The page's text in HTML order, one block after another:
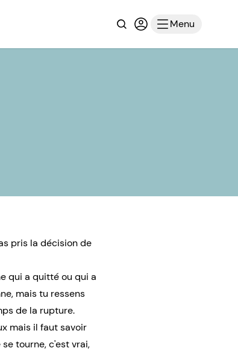
RechercheConnexion ou
Menu
pris la décision de
qui a quitté ou qui a
mais tu ressens
de la rupture.
mais il faut savoir
tourne, c'est vrai,